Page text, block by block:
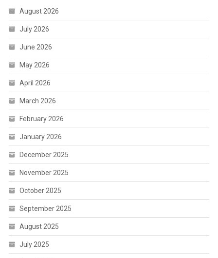
August 2026
July 2026
June 2026
May 2026
April 2026
March 2026
February 2026
January 2026
December 2025
November 2025
October 2025
September 2025
August 2025
July 2025